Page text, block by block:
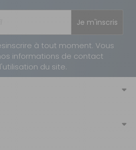
Sur commande
AJOUTER AU PANIER
Je m'inscris
à tout moment. Vous
informations de contact
du site.